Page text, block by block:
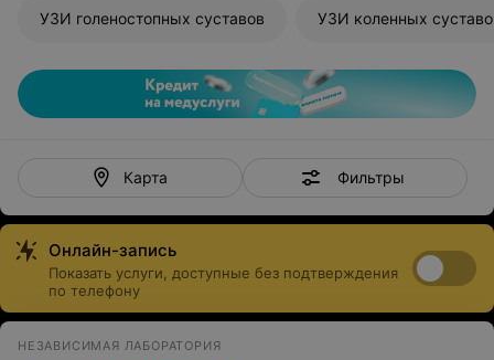
УЗИ голеностопных суставов УЗИ коленных
Карта Фильтры
Онлайн-запись
Показать услуги, доступные без подтверждения
по телефону
НЕЗАВИСИМАЯ ЛАБОРАТОРИЯ